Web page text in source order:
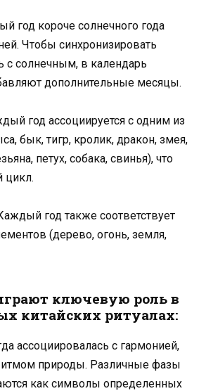
год короче солнечного года
Чтобы синхронизировать
с солнечным, в календарь
дополнительные месяцы.
год ассоциируется с одним из
бык, тигр, кролик, дракон, змея,
петух, собака, свинья), что
цикл.
год также соответствует
(дерево, огонь, земля,
ключевую роль в
китайских ритуалах:
ассоциировалась с гармонией,
природы. Различные фазы
как символы определенных